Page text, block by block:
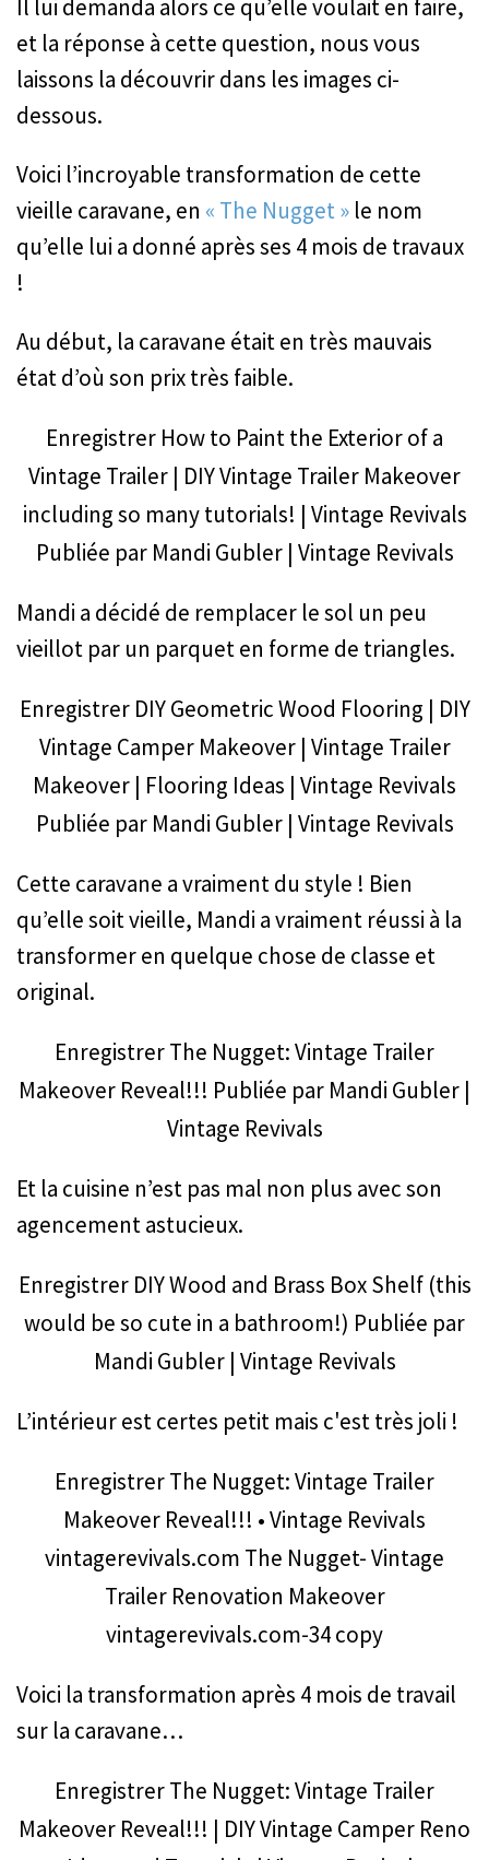
Il lui demanda alors ce qu’elle voulait en faire,
et la réponse à cette question, nous vous
laissons la découvrir dans les images ci-
dessous.
Voici l’incroyable transformation de cette
vieille caravane, en « The Nugget » le nom
qu’elle lui a donné après ses 4 mois de travaux
!
Au début, la caravane était en très mauvais
état d’où son prix très faible.
Enregistrer How to Paint the Exterior of a
Vintage Trailer | DIY Vintage Trailer Makeover
including so many tutorials! | Vintage Revivals
Publiée par Mandi Gubler | Vintage Revivals
Mandi a décidé de remplacer le sol un peu
vieillot par un parquet en forme de triangles.
Enregistrer DIY Geometric Wood Flooring | DIY
Vintage Camper Makeover | Vintage Trailer
Makeover | Flooring Ideas | Vintage Revivals
Publiée par Mandi Gubler | Vintage Revivals
Cette caravane a vraiment du style ! Bien
qu’elle soit vieille, Mandi a vraiment réussi à la
transformer en quelque chose de classe et
original.
EnregistrerThe Nugget: Vintage Trailer
Makeover Reveal!!! Publiée par Mandi Gubler |
Vintage Revivals
Et la cuisine n’est pas mal non plus avec son
agencement astucieux.
Enregistrer DIY Wood and Brass Box Shelf (this
would be so cute in a bathroom!) Publiée par
Mandi Gubler | Vintage Revivals
L’intérieur est certes petit mais c'est très joli !
EnregistrerThe Nugget: Vintage Trailer
Makeover Reveal!!! • Vintage Revivals
vintagerevivals.com The Nugget- Vintage
Trailer Renovation Makeover
vintagerevivals.com-34 copy
Voici la transformation après 4 mois de travail
sur la caravane…
EnregistrerThe Nugget: Vintage Trailer
Makeover Reveal!!! | DIY Vintage Camper Reno